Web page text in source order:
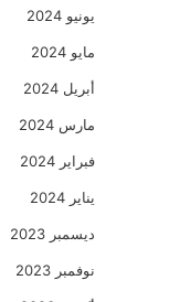
يونيو 2024
مايو 2024
أبريل 2024
مارس 2024
فبراير 2024
يناير 2024
ديسمبر 2023
نوفمبر 2023